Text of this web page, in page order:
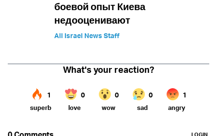
боевой опыт Киева
недооценивают
All Israel News Staff